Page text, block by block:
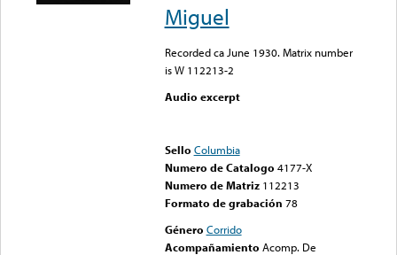
Miguel
Recorded ca June 1930. Matrix number
is W 112213-2
Audio excerpt
Sello Columbia
Numero de Catalogo 4177-X
Numero de Matriz 112213
Formato de grabación 78
Género Corrido
Acompañamiento Acomp. De